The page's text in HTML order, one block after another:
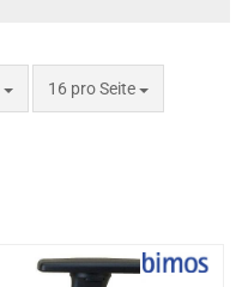
16 pro Seite